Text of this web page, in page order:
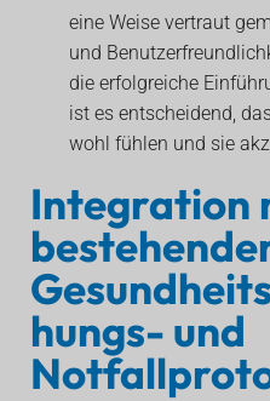
eine Weise vertraut
und
die erfolgreiche
ist es entscheidend,
wohl fühlen und sie
Integration
hungs- und